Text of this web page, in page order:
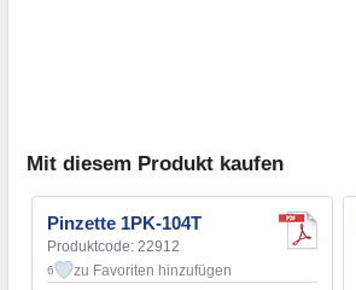
Mit diesem Produkt kaufen
Pinzette 1PK-104T
Produktcode: 22912
6 zu Favoriten hinzufügen